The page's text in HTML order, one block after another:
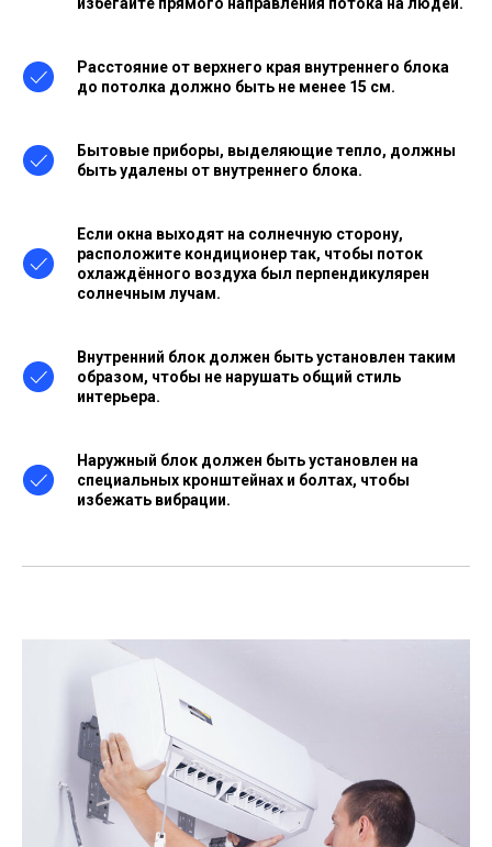
Расстояние от верхнего края внутреннего блока
до потолка должно быть не менее 15 см.
Бытовые приборы, выделяющие тепло, должны
быть удалены от внутреннего блока.
Если окна выходят на солнечную сторону,
расположите кондиционер так, чтобы поток
охлаждённого воздуха был перпендикулярен
солнечным лучам.
Внутренний блок должен быть установлен таким
образом, чтобы не нарушать общий стиль
интерьера.
Наружный блок должен быть установлен на
специальных кронштейнах и болтах, чтобы
избежать вибрации.